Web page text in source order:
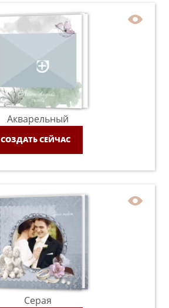
Акварельный
СОЗДАТЬ СЕЙЧАС
Серая